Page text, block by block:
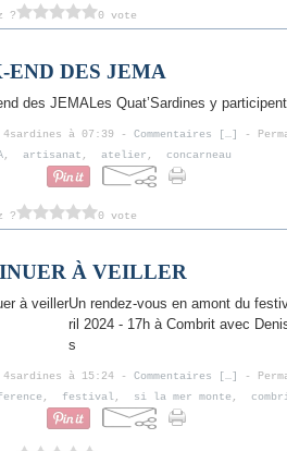
?
0 vote
END DES JEMA
Les Quat’Sardines y participent
4sardines à 07:39 - Commentaires […] -
, artisanat , atelier , concarneau
?
0 vote
À VEILLER
Un rendez-vous en amont du
ril 2024 - 17h à Combrit avec
s
4sardines à 15:24 - Commentaires […] -
, festival, si la mer monte ,